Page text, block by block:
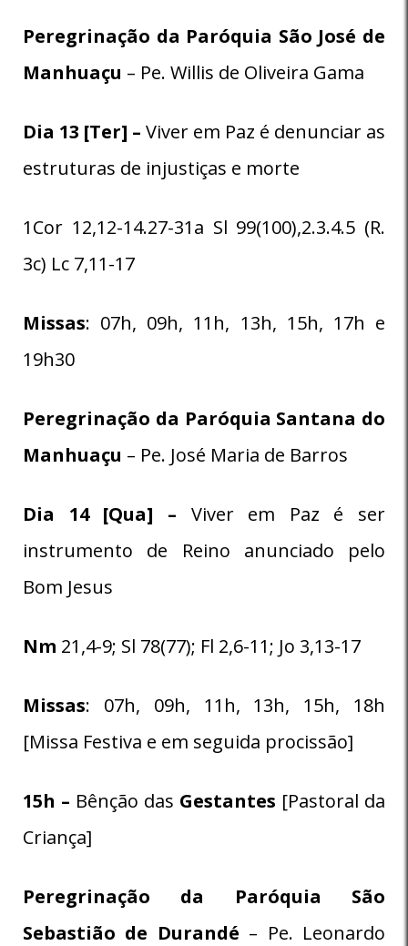
Peregrinação da Paróquia São José de
Manhuaçu – Pe. Willis de Oliveira Gama
Dia 13 [Ter] – Viver em Paz é denunciar as
estruturas de injustiças e morte
1Cor 12,12-14.27-31a Sl 99(100),2.3.4.5 (R.
3c) Lc 7,11-17
Missas: 07h, 09h, 11h, 13h, 15h, 17h e
19h30
Peregrinação da Paróquia Santana do
Manhuaçu – Pe. José Maria de Barros
Dia 14 [Qua] – Viver em Paz é ser
instrumento de Reino anunciado pelo
Bom Jesus
Nm 21,4-9; Sl 78(77); Fl 2,6-11; Jo 3,13-17
Missas: 07h, 09h, 11h, 13h, 15h, 18h
[Missa Festiva e em seguida procissão]
15h – Bênção das Gestantes [Pastoral da
Criança]
Peregrinação da Paróquia
São
Sebastião de Durandé – Pe. Leonardo